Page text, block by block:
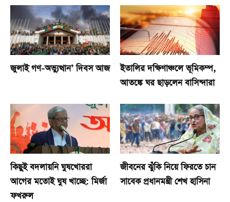
জুলাই গণ-অভ্যুত্থান’ দিবস আজ
ইতালির দক্ষিণাঞ্চলে ভূমিকম্প,
আতঙ্কে ঘর ছাড়লেন বাসিন্দারা
কিছুই বদলায়নি ঘুষখোররা
আগের মতোই ঘুষ খাচ্ছে: মির্জা
ফখরুল
জীবনের ঝুঁকি নিয়ে ফিরতে চান
সাবেক প্রধানমন্ত্রী শেখ হাসিনা